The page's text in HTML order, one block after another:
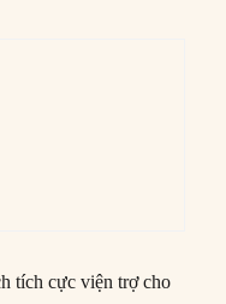
tích cực viện trợ cho